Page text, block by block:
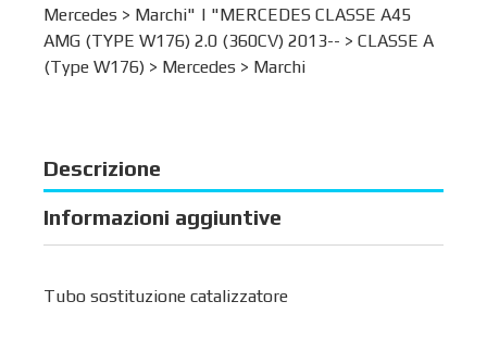
Mercedes > Marchi" | "MERCEDES CLASSE A45
AMG (TYPE W176) 2.0 (360CV) 2013-- > CLASSE A
(Type W176) > Mercedes > Marchi
Descrizione
Informazioni aggiuntive
Tubo sostituzione catalizzatore